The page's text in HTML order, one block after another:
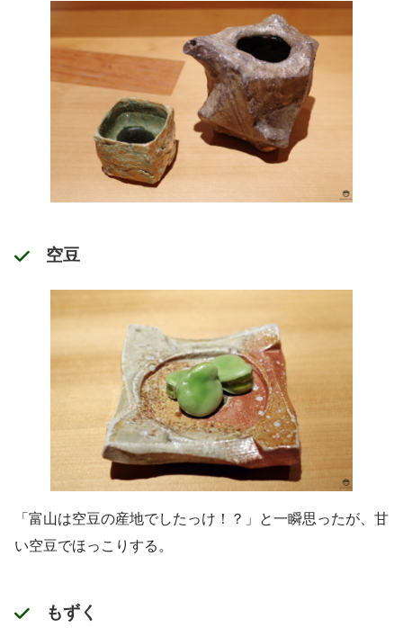
空豆
「富山は空豆の産地でしたっけ！？」と一瞬思ったが、甘
い空豆でほっこりする。
もずく